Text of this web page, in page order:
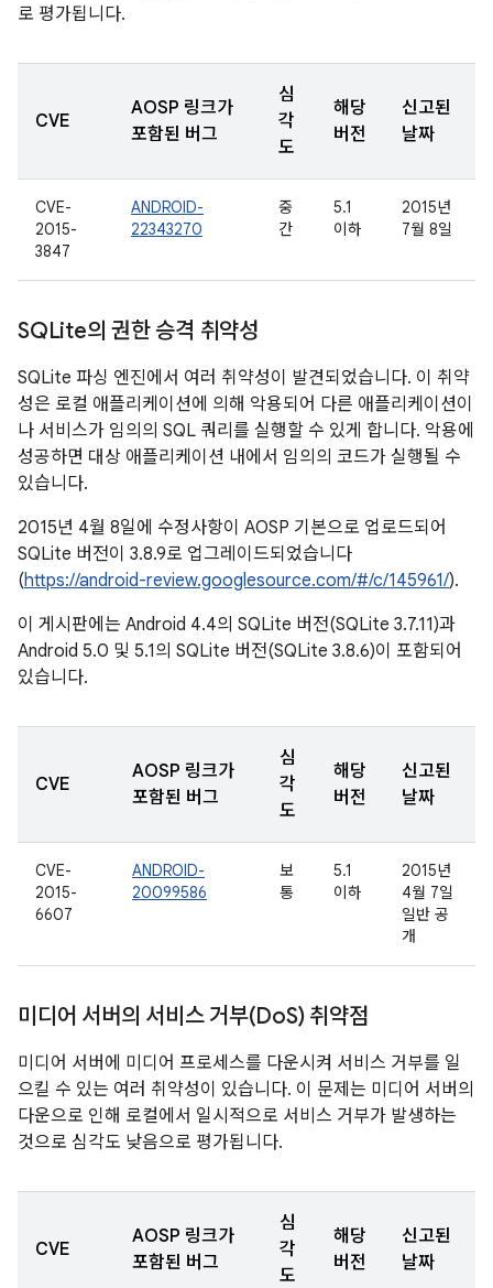
로 평가됩니다.
CVE
AOSP 링크가
포함된 버그
심
각
도
해당
버전
신고된
날짜
CVE-
2015-
3847
ANDROID-
22343270
중
간
5.1
이하
2015년
7월 8일
SQLite의 권한 승격 취약성
SQLite 파싱 엔진에서 여러 취약성이 발견되었습니다. 이 취약
성은 로컬 애플리케이션에 의해 악용되어 다른 애플리케이션이
나 서비스가 임의의 SQL 쿼리를 실행할 수 있게 합니다. 악용에
성공하면 대상 애플리케이션 내에서 임의의 코드가 실행될 수
있습니다.
2015년 4월 8일에 수정사항이 AOSP 기본으로 업로드되어
SQLite 버전이 3.8.9로 업그레이드되었습니다
(https://android-review.googlesource.com/#/c/145961/).
이 게시판에는 Android 4.4의 SQLite 버전(SQLite 3.7.11)과
Android 5.0 및 5.1의 SQLite 버전(SQLite 3.8.6)이 포함되어
있습니다.
CVE
AOSP 링크가
포함된 버그
심
각
도
해당
버전
신고된
날짜
CVE-
2015-
6607
ANDROID-
20099586
보
통
5.1
이하
2015년
4월 7일
일반 공
개
미디어 서버의 서비스 거부(DoS) 취약점
미디어 서버에 미디어 프로세스를 다운시켜 서비스 거부를 일
으킬 수 있는 여러 취약성이 있습니다. 이 문제는 미디어 서버의
다운으로 인해 로컬에서 일시적으로 서비스 거부가 발생하는
것으로 심각도 낮음으로 평가됩니다.
CVE
AOSP 링크가
포함된 버그
심
각
도
해당
버전
신고된
날짜